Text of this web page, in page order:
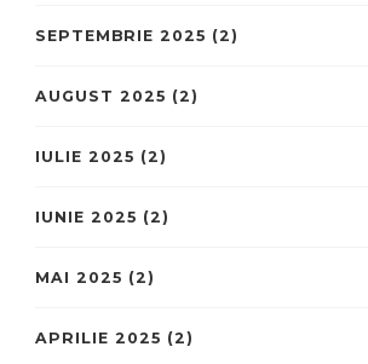
SEPTEMBRIE 2025 (2)
AUGUST 2025 (2)
IULIE 2025 (2)
IUNIE 2025 (2)
MAI 2025 (2)
APRILIE 2025 (2)